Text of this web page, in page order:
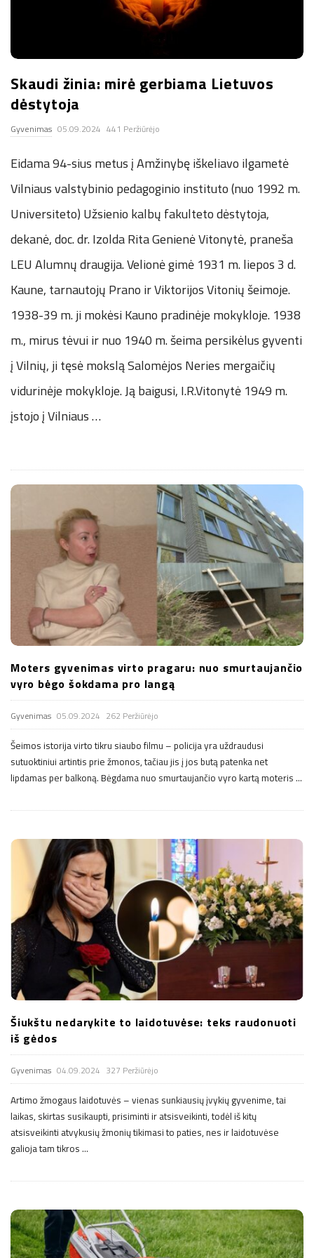
c
o
.
u
k
Skaudi žinia: mirė gerbiama Lietuvos
dėstytoja
Gyvenimas 05.09.2024 441 Peržiūrėjo
Eidama 94-sius metus į Amžinybę iškeliavo ilgametė
Vilniaus valstybinio pedagoginio instituto (nuo 1992 m.
Universiteto) Užsienio kalbų fakulteto dėstytoja,
dekanė, doc. dr. Izolda Rita Genienė Vitonytė, praneša
LEU Alumnų draugija. Velionė gimė 1931 m. liepos 3 d.
Kaune, tarnautojų Prano ir Viktorijos Vitonių šeimoje.
1938-39 m. ji mokėsi Kauno pradinėje mokykloje. 1938
m., mirus tėvui ir nuo 1940 m. šeima persikėlus gyventi
į Vilnių, ji tęsė mokslą Salomėjos Neries mergaičių
vidurinėje mokykloje. Ją baigusi, I.R.Vitonytė 1949 m.
įstojo į Vilniaus…
Moters gyvenimas virto pragaru: nuo smurtaujančio
vyro bėgo šokdama pro langą
Gyvenimas 05.09.2024 262 Peržiūrėjo
Šeimos istorija virto tikru siaubo filmu – policija yra uždraudusi
sutuoktiniui artintis prie žmonos, tačiau jis į jos butą patenka net
lipdamas per balkoną. Bėgdama nuo smurtaujančio vyro kartą moteris …
Šiukštu nedarykite to laidotuvėse: teks raudonuoti
iš gėdos
Gyvenimas 04.09.2024 327 Peržiūrėjo
Artimo žmogaus laidotuvės – vienas sunkiausių įvykių gyvenime, tai
laikas, skirtas susikaupti, prisiminti ir atsisveikinti, todėl iš kitų
atsisveikinti atvykusių žmonių tikimasi to paties, nes ir laidotuvėse
galioja tam tikros …